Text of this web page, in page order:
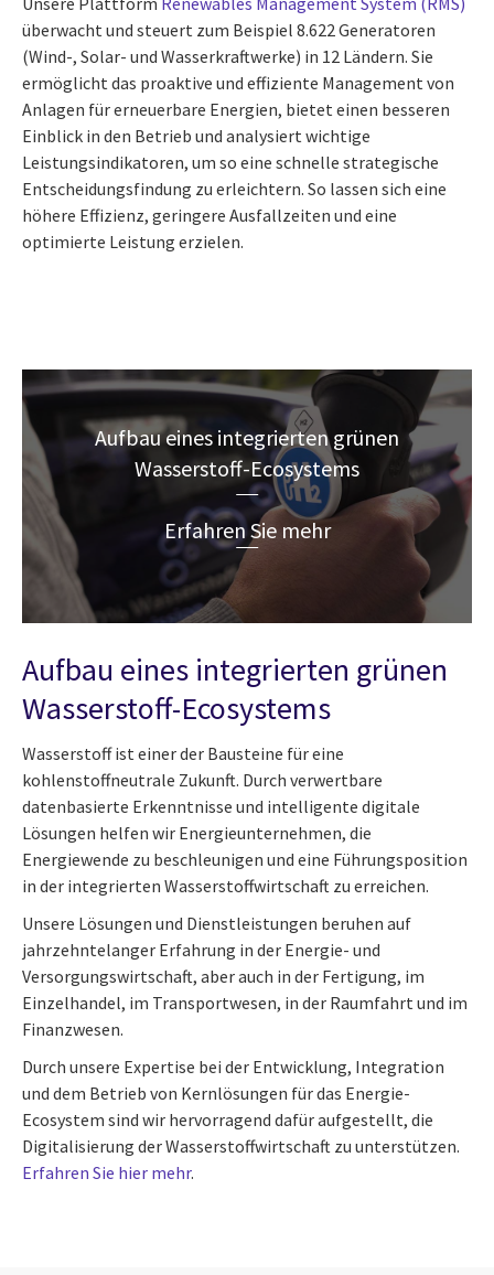
überwacht und steuert zum Beispiel 8.622 Generatoren
(Wind-, Solar- und Wasserkraftwerke) in 12 Ländern. Sie
ermöglicht das proaktive und effiziente Management von
Anlagen für erneuerbare Energien, bietet einen besseren
Einblick in den Betrieb und analysiert wichtige
Leistungsindikatoren, um so eine schnelle strategische
Entscheidungsfindung zu erleichtern. So lassen sich eine
höhere Effizienz, geringere Ausfallzeiten und eine
optimierte Leistung erzielen.
Aufbau eines integrierten grünen
Wasserstoff-Ecosystems
Wasserstoff ist einer der Bausteine für eine
kohlenstoffneutrale Zukunft. Durch verwertbare
datenbasierte Erkenntnisse und intelligente digitale
Lösungen helfen wir Energieunternehmen, die
Energiewende zu beschleunigen und eine Führungsposition
in der integrierten Wasserstoffwirtschaft zu erreichen.
Unsere Lösungen und Dienstleistungen beruhen auf
jahrzehntelanger Erfahrung in der Energie- und
Versorgungswirtschaft, aber auch in der Fertigung, im
Einzelhandel, im Transportwesen, in der Raumfahrt und im
Finanzwesen.
Durch unsere Expertise bei der Entwicklung, Integration
und dem Betrieb von Kernlösungen für das Energie-
Ecosystem sind wir hervorragend dafür aufgestellt, die
Digitalisierung der Wasserstoffwirtschaft zu unterstützen.
Erfahren Sie hier mehr.
Aufbau eines integrierten grünen
Wasserstoff-Ecosystems
Erfahren Sie mehr